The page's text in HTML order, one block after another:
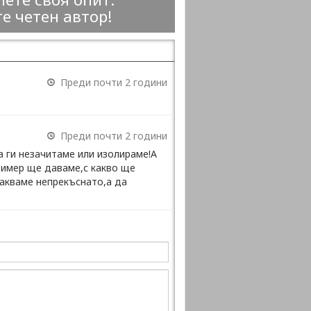
четен автор!
Преди почти 2 години
Преди почти 2 години
незачитаме или изолираме!А
ще даваме,с какво ще
непрекъснато,а да